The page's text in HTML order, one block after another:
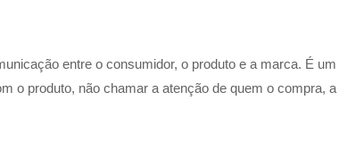
entre o consumidor, o produto e a marca. É
o produto, não chamar a atenção de quem o compra,